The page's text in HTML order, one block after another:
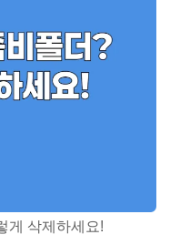
게 삭제하세요!